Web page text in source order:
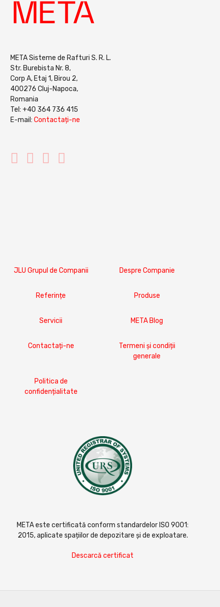
META Sisteme de Rafturi S. R. L.
Str. Burebista Nr. 8,
Corp A, Etaj 1, Birou 2,
400276 Cluj-Napoca,
Romania
Tel: +40 364 736 415
E-mail: Contactați-ne
JLU Grupul de Companii Despre Companie
Referințe Produse
Servicii META Blog
Contactați-ne
Termeni și condiții
generale
Politica de
confidențialitate
META este certificată conform standardelor ISO 9001:
2015, aplicate spațiilor de depozitare și de exploatare.
Descarcă certificat